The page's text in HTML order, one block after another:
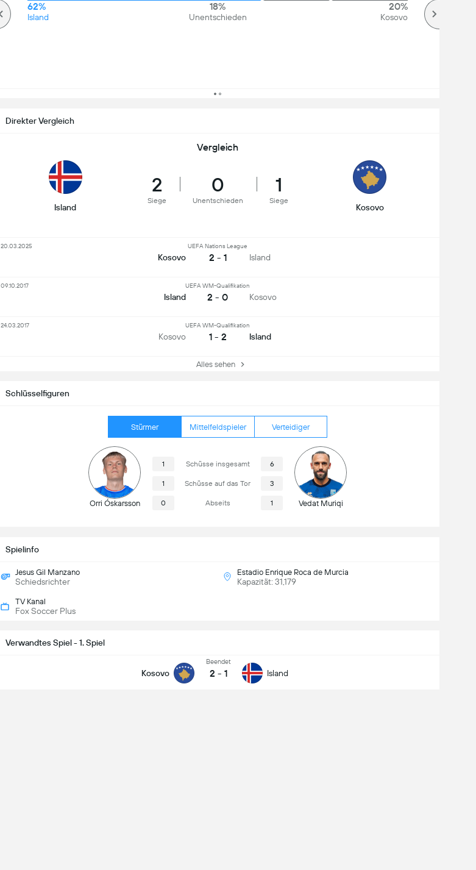
Verwandtes Spiel - 1. Spiel
Kosovo
Beendet
2 - 1 Island
Schlüsselfiguren
Stürmer Mittelfeldspieler Verteidiger
Orri Óskarsson
1 Schüsse insgesamt 6
1 Schüsse auf das Tor 3
0 Abseits 1 Vedat Muriqi
Spielinfo
Jesus Gil Manzano
Schiedsrichter
Estadio Enrique Roca de Murcia
Kapazität: 31,179
TV Kanal
Fox Soccer Plus
62%
Island
18%
Unentschieden
20%
Kosovo
Direkter Vergleich
Vergleich
Island
2
Siege
0
Unentschieden
1
Siege
Kosovo
Kosovo
UEFA Nations League
2 - 1 Island
20.03.2025
Island
UEFA WM-Qualifikation
2 - 0 Kosovo
09.10.2017
Kosovo
UEFA WM-Qualifikation
1 - 2 Island
24.03.2017
Alles sehen